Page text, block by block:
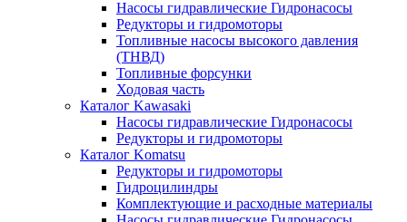
Насосы гидравлические Гидронасосы
Редукторы и гидромоторы
Топливные насосы высокого давления
(ТНВД)
Топливные форсунки
Ходовая часть
Каталог Kawasaki
Насосы гидравлические Гидронасосы
Редукторы и гидромоторы
Каталог Komatsu
Редукторы и гидромоторы
Гидроцилиндры
Комплектующие и расходные материалы